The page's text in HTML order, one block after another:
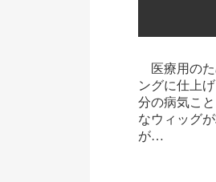
医療用のた
ングに仕上
分の病気こ
なウィッグ
が…